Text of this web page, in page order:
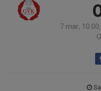
7 mar,